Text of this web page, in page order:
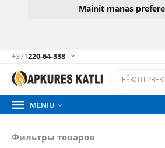
Mainīt manas
+371220-64-338 
 MENIU 
Фильтры товаров